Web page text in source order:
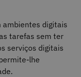
ambientes digitais
tarefas sem ter
serviços digitais
lhe